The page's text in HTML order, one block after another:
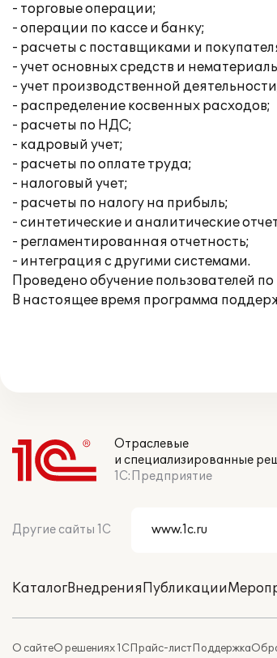
- торговые операции;
- операции по кассе и банку;
- расчеты с поставщиками и
- учет основных средств и
- учет производственной
- распределение косвенных расходов;
- расчеты по НДС;
- кадровый учет;
- расчеты по оплате труда;
- налоговый учет;
- расчеты по налогу на прибыль;
- синтетические и аналитические
- регламентированная отчетность;
- интеграция с другими системами.
Проведено обучение пользователей
В настоящее время программа
Отраслевые
и специализированные
1С:Предприятие
Другие сайты 1С
КаталогВнедренияПубликации
О сайтеО решениях 1СПрайс-листПоддержка